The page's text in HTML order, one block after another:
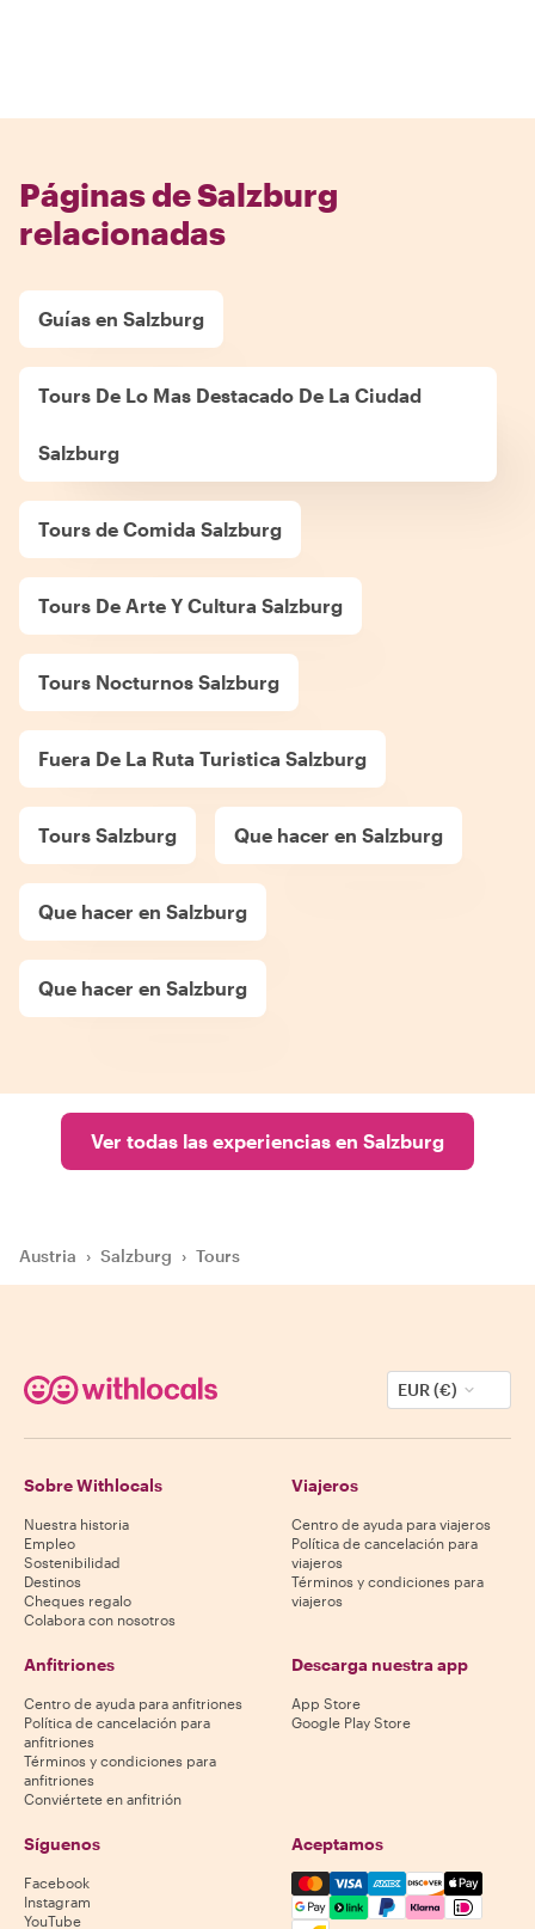
Páginas de Salzburg
relacionadas
Guías en Salzburg
Tours De Lo Mas Destacado De La Ciudad
Salzburg
Tours de Comida Salzburg
Tours De Arte Y Cultura Salzburg
Tours Nocturnos Salzburg
Fuera De La Ruta Turistica Salzburg
Tours Salzburg Que hacer en Salzburg
Que hacer en Salzburg
Que hacer en Salzburg
Ver todas las experiencias en Salzburg
Austria › Salzburg › Tours
EUR (€)
Sobre Withlocals
Nuestra historia
Empleo
Sostenibilidad
Destinos
Cheques regalo
Colabora con nosotros
Viajeros
Centro de ayuda para viajeros
Política de cancelación para
viajeros
Términos y condiciones para
viajeros
Anfitriones
Centro de ayuda para anfitriones
Política de cancelación para
anfitriones
Términos y condiciones para
anfitriones
Conviértete en anfitrión
Descarga nuestra app
App Store
Google Play Store
Síguenos
Facebook
Instagram
YouTube
Aceptamos
Mastercard, Visa, Amex,